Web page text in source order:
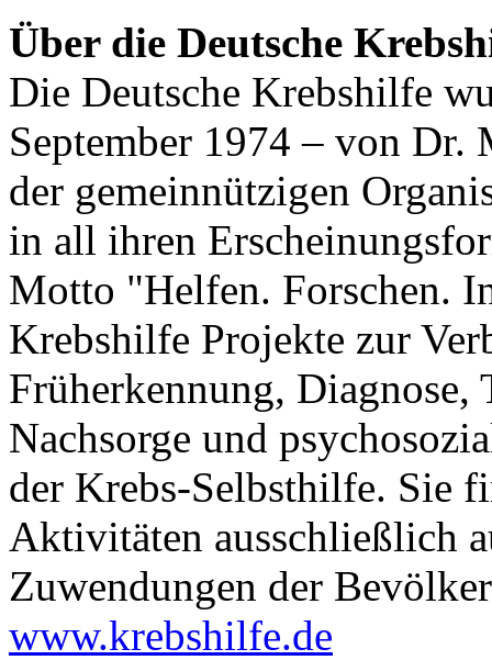
Über die Deutsche
Die Deutsche Krebshilfe
September 1974 – von
der gemeinnützigen
in all ihren
Motto "Helfen. Forschen.
Krebshilfe Projekte zur
Früherkennung, Diagnose,
Nachsorge und
der Krebs-Selbsthilfe. Sie
Aktivitäten ausschließlich
Zuwendungen der
www.krebshilfe.de